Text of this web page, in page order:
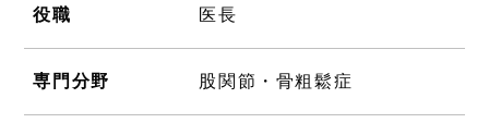
役職 医長
専門分野 股関節・骨粗鬆症